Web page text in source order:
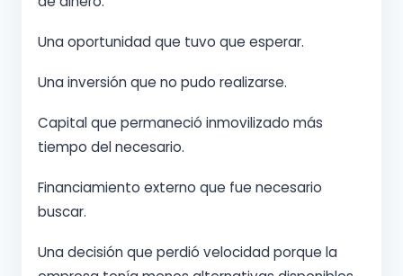
Una oportunidad que tuvo que esperar.
Una inversión que no pudo realizarse.
Capital que permaneció inmovilizado más
tiempo del necesario.
Financiamiento externo que fue necesario
buscar.
Una decisión que perdió velocidad porque la